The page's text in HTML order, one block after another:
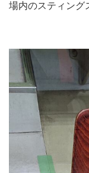
場内のスティング